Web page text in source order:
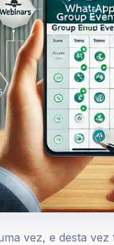
vez, e desta